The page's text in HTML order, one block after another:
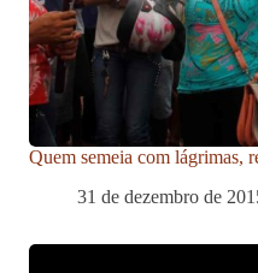
Quem semeia com lágrimas,
31 de dezembro de